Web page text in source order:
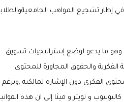
تشجيع المواهب
وهو ما يدعو لوضع إستراتيجيات تسويق
والحقوق المجاورة للمحتوى
الفكري دون الإشارة لمالكيه ,وبرغم
و تويتر و ميثا إلى ان هذه